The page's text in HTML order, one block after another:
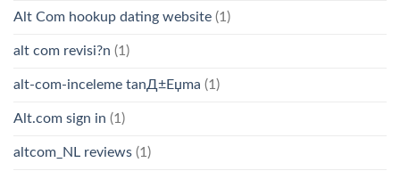
Alt Com hookup dating website (1)
alt com revisi?n (1)
alt-com-inceleme tanД±Еџma (1)
Alt.com sign in (1)
altcom_NL reviews (1)